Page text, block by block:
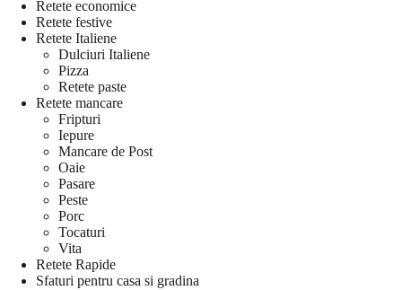
Retete economice
Retete festive
Retete Italiene
Dulciuri Italiene
Pizza
Retete paste
Retete mancare
Fripturi
Iepure
Mancare de Post
Oaie
Pasare
Peste
Porc
Tocaturi
Vita
Retete Rapide
Sfaturi pentru casa si gradina